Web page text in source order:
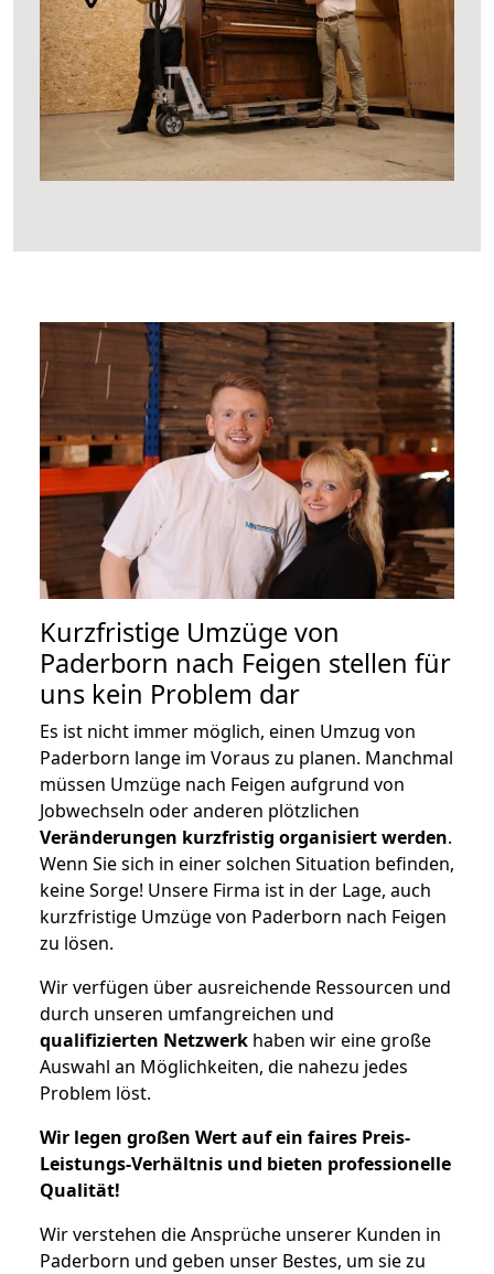
Kurzfristige Umzüge von
Paderborn nach Feigen stellen für
uns kein Problem dar
Es ist nicht immer möglich, einen Umzug von
Paderborn lange im Voraus zu planen. Manchmal
müssen Umzüge nach Feigen aufgrund von
Jobwechseln oder anderen plötzlichen
Veränderungen kurzfristig organisiert werden.
Wenn Sie sich in einer solchen Situation befinden,
keine Sorge! Unsere Firma ist in der Lage, auch
kurzfristige Umzüge von Paderborn nach Feigen
zu lösen.
Wir verfügen über ausreichende Ressourcen und
durch unseren umfangreichen und
qualifizierten Netzwerk haben wir eine große
Auswahl an Möglichkeiten, die nahezu jedes
Problem löst.
Wir legen großen Wert auf ein faires Preis-
Leistungs-Verhältnis und bieten professionelle
Qualität!
Wir verstehen die Ansprüche unserer Kunden in
Paderborn und geben unser Bestes, um sie zu